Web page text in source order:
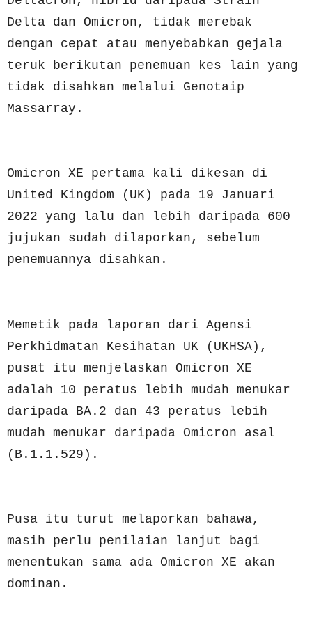
Delta dan Omicron, tidak merebak
dengan cepat atau menyebabkan gejala
teruk berikutan penemuan kes lain yang
tidak disahkan melalui Genotaip
Massarray.
Omicron XE pertama kali dikesan di
United Kingdom (UK) pada 19 Januari
2022 yang lalu dan lebih daripada 600
jujukan sudah dilaporkan, sebelum
penemuannya disahkan.
Memetik pada laporan dari Agensi
Perkhidmatan Kesihatan UK (UKHSA),
pusat itu menjelaskan Omicron XE
adalah 10 peratus lebih mudah menukar
daripada BA.2 dan 43 peratus lebih
mudah menukar daripada Omicron asal
(B.1.1.529).
Pusa itu turut melaporkan bahawa,
masih perlu penilaian lanjut bagi
menentukan sama ada Omicron XE akan
dominan.